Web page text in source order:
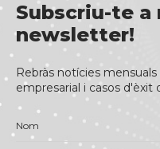
Subscriu-te a
newsletter!
Rebràs notícies
empresarial i casos d'èxit
Nom